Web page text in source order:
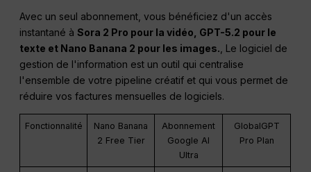
Avec un seul abonnement, vous bénéficiez d'un accès
instantané àSora 2 Pro pour la vidéo, GPT-5.2 pour le
texte et Nano Banana 2 pour les images. , Le logiciel de
gestion de l'information est un outil qui centralise
l'ensemble de votre pipeline créatif et qui vous permet de
réduire vos factures mensuelles de logiciels.
Fonctionnalité
Nano Banana
2 Free Tier
Abonnement
Google AI
Ultra
GlobalGPT
Pro Plan